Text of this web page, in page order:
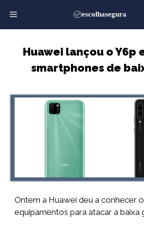
para
o
Huawei lançou o Y6p
smartphones de
Ontem a Huawei deu a conhecer
equipamentos para atacar a baixa